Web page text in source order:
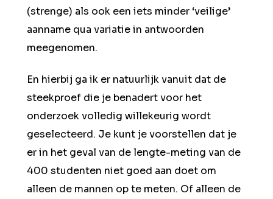
(strenge) als ook een iets minder ‘veilige’
aanname qua variatie in antwoorden
meegenomen.
En hierbij ga ik er natuurlijk vanuit dat de
steekproef die je benadert voor het
onderzoek volledig willekeurig wordt
geselecteerd. Je kunt je voorstellen dat je
er in het geval van de lengte-meting van de
400 studenten niet goed aan doet om
alleen de mannen op te meten. Of alleen de